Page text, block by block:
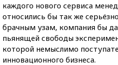
каждого нового сервиса
относились бы так же
брачным узам, компания бы
пьянящей свободы
которой немыслимо
инновационного бизнеса.